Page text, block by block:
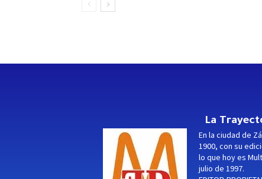
La
En la ciudad de
1900, con su
lo que hoy es
julio de 1997.